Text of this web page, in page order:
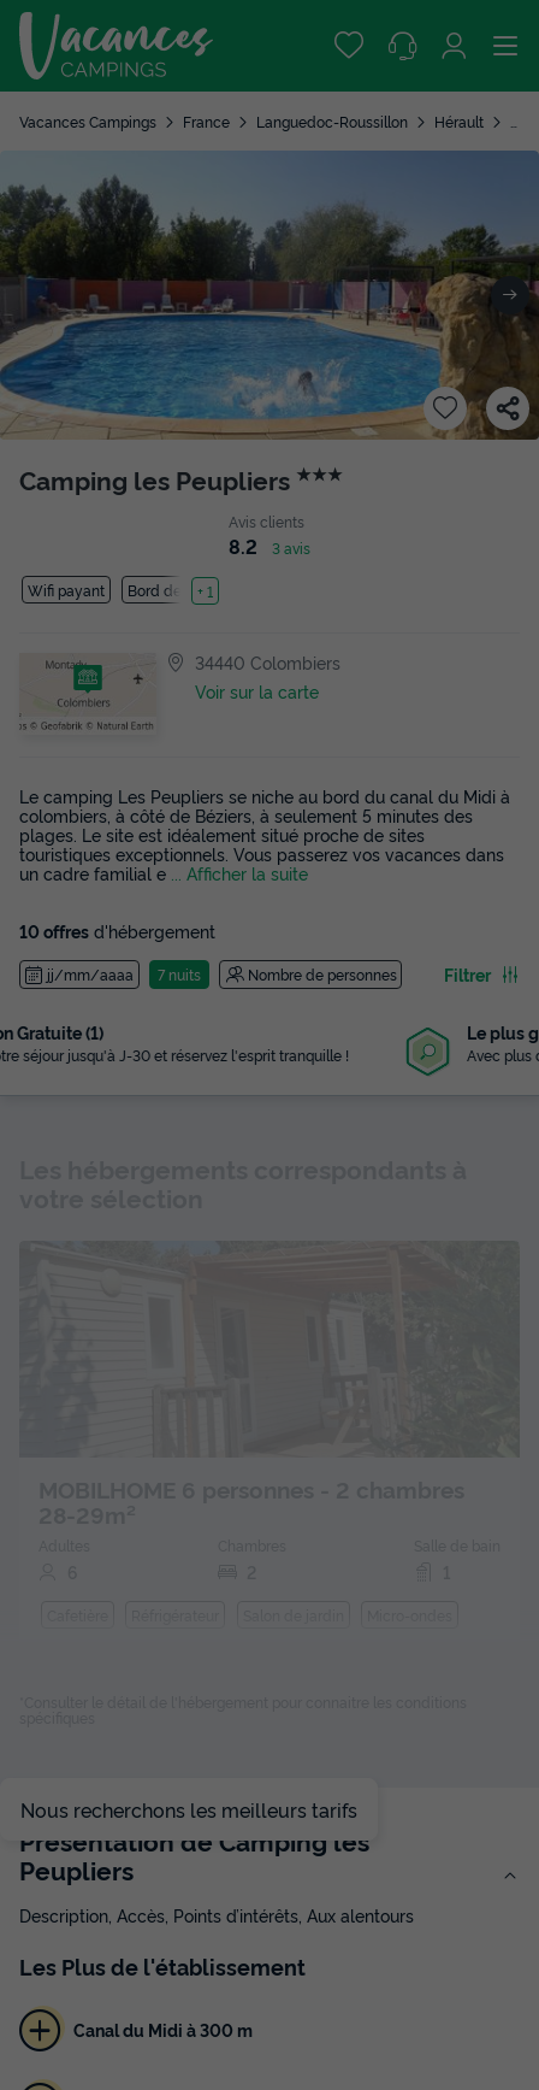
Vacances Campings France Languedoc-Roussillon Hérault
Camping les Peupliers ★★★
Avis clients
8.2 3 avis
Wifi payant Bord de mer
+ 1
34440 Colombiers
Voir sur la carte
Le camping Les Peupliers se niche au bord du canal du Midi à
colombiers, à côté de Béziers, à seulement 5 minutes des
plages. Le site est idéalement situé proche de sites
touristiques exceptionnels. Vous passerez vos vacances dans
un cadre familial e
... Afficher la suite
10 offres d'hébergement
jj/mm/aaaa 7 nuits Nombre de personnes Filtrer
Le plus grand choix
Avec plus de 3 000 campings référencés
Nous recherchons les meilleurs tarifs
Présentation de Camping les
Peupliers
Description, Accès, Points d’intérêts, Aux alentours
Les Plusde l'établissement
Canal du Midi à 300 m